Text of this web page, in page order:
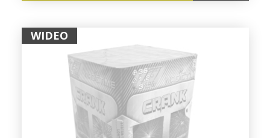
WIDEO